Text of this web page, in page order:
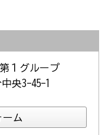
１グループ
央3-45-1